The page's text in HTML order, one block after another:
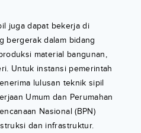
juga dapat bekerja di
bergerak dalam bidang
material bangunan,
Untuk instansi pemerintah
lulusan teknik sipil
Umum dan Perumahan
Nasional (BPN)
dan infrastruktur.